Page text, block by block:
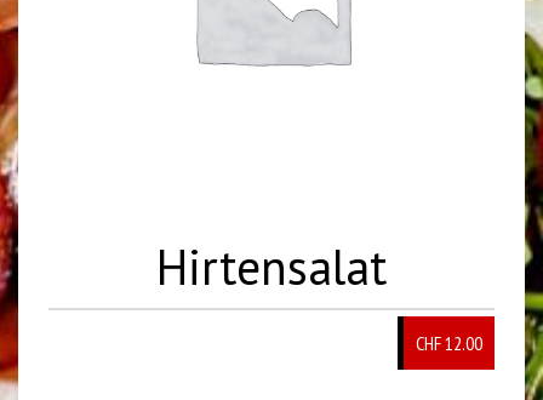
Hirtensalat
CHF 12.00